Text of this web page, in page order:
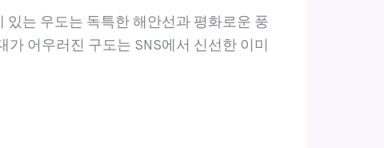
있는 우도는 독특한 해안선과 평화로운 풍
어우러진 구도는 SNS에서 신선한 이미